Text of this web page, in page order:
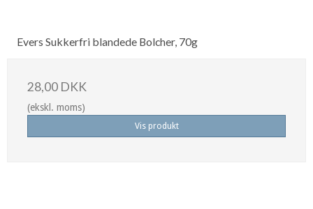
Evers Sukkerfri blandede Bolcher, 70g
28,00 DKK
(ekskl. moms)
Vis produkt